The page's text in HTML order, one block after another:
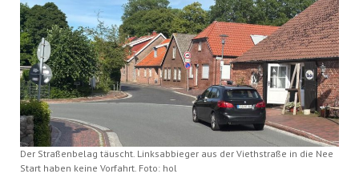
Der Straßenbelag täuscht. Linksabbieger aus der Viethstraße in die Nee
Start haben keine Vorfahrt. Foto: hol